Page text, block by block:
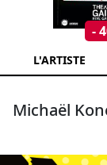
-
L'ARTISTE
Michaël